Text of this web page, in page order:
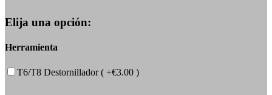
Elija una opción:
Herramienta
T6/T8 Destornillador ( +€3.00 )